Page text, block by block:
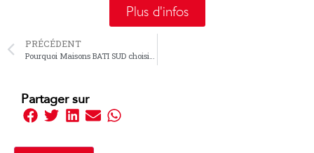
Plus d'infos
PRÉCÉDENT
Partager sur